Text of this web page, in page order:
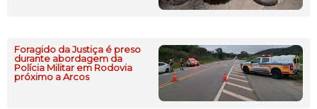
Foragido da Justiça é preso
durante abordagem da
Polícia Militar em Rodovia
próximo a Arcos